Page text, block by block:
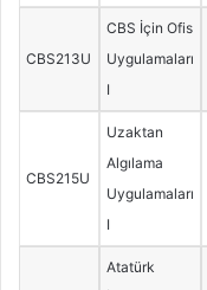
CBS213U
CBS İçin Ofis
Uygulamaları
I
CBS215U
Uzaktan
Algılama
Uygulamaları
I
Atatürk